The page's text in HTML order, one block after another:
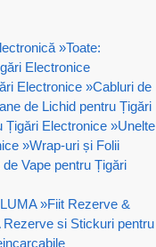
»Toate:
Electronice
Electronice »Cabluri de
de Lichid pentru Țigări
Țigări Electronice »Unelte
»Wrap-uri și Folii
Vape pentru Țigări
»Fiit Rezerve &
Rezerve si Stickuri pentru